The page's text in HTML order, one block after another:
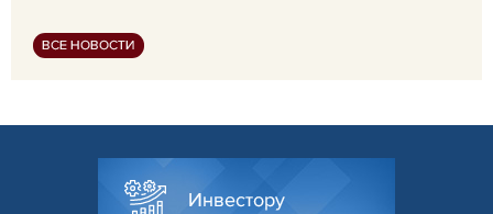
ВСЕ НОВОСТИ
Инвестору